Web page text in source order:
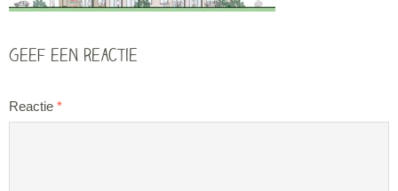
Geef een reactie
Reactie *